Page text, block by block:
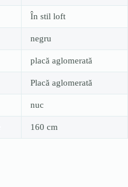
În stil loft
negru
placă aglomerată
Placă aglomerată
nuc
160 cm